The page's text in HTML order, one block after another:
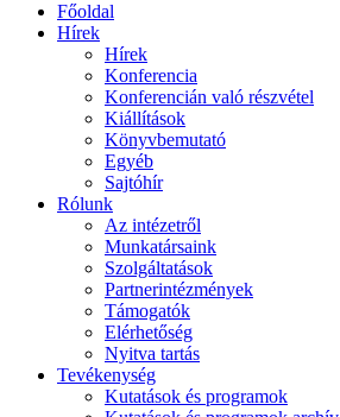
Főoldal
Hírek
Hírek
Konferencia
Konferencián való részvétel
Kiállítások
Könyvbemutató
Egyéb
Sajtóhír
Rólunk
Az intézetről
Munkatársaink
Szolgáltatások
Partnerintézmények
Támogatók
Elérhetőség
Nyitva tartás
Tevékenység
Kutatások és programok